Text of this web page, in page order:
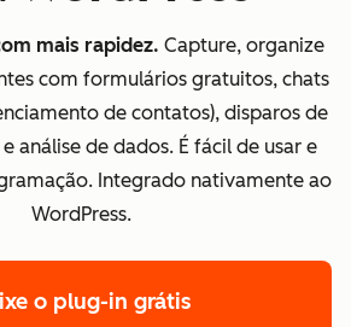
mais rapidez. Capture, organize
com formulários gratuitos, chats
de contatos), disparos de
análise de dados. É fácil de usar e
Integrado nativamente ao
WordPress.
o plug-in grátis